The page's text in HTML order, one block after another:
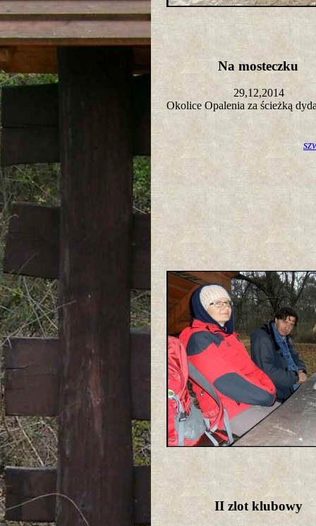
Na mosteczku
29,12,2014
Okolice Opalenia za ścieżką
II zlot klubowy